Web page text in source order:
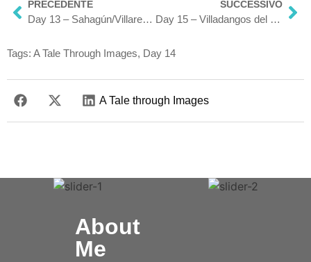
PRECEDENTE
Day 13 – Sahagún/Villarente
SUCCESSIVO
Day 15 – Villadangos del Páramo/El Ganso
Tags: A Tale Through Images, Day 14
A Tale through Images
About
Me